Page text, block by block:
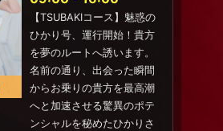
【TSUBAKIコース】魅惑の
ひかり号、運行開始！貴方
を夢のルートへ誘います。
名前の通り、出会った瞬間
からお乗りの貴方を最高潮
へと加速させる驚異のポテ
ンシャルを秘めたひかりさ